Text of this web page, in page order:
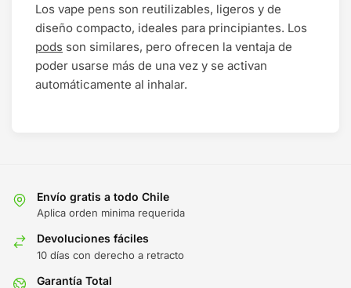
Los vape pens son reutilizables, ligeros y de
diseño compacto, ideales para principiantes. Los
pods son similares, pero ofrecen la ventaja de
poder usarse más de una vez y se activan
automáticamente al inhalar.
Envío gratis a todo Chile
Aplica orden minima requerida
Devoluciones fáciles
10 días con derecho a retracto
Garantía Total